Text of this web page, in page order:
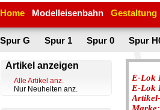
Home Modelleisenbahn Gestaltung
Spur G Spur 1 Spur 0 Spur
Artikel anzeigen
Alle Artikel anz.
Nur Neuheiten anz.
E-Lok
E-Lok